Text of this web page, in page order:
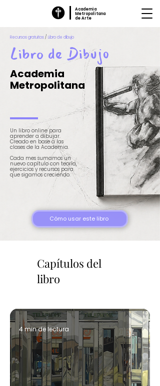
Academia
Metropolitana
de Arte
Recursos gratuitos/ Libro de dibujo
Libro de Dibujo
Academia
Metropolitana
Un libro online para
aprender a dibujar.
Creado en base a las
clases de la Academia.
Cada mes sumamos un
nuevo capítulo con teoría,
ejercicios y recursos para
que sigamos creciendo.
Cómo usar este libro
Capítulos del
libro
4 min de lectura